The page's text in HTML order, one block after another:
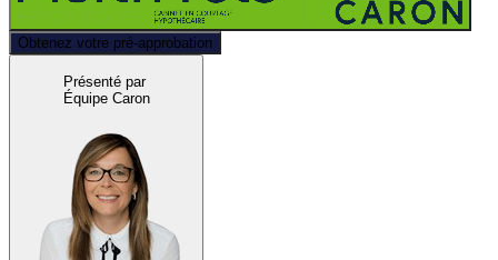
Obtenez votre pré-approbation
Présenté par
Équipe Caron